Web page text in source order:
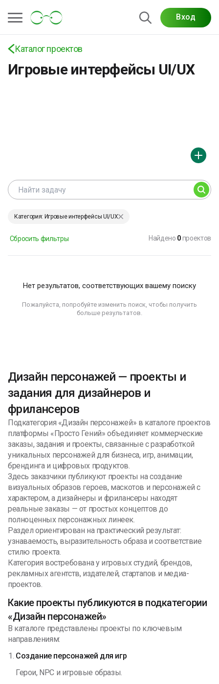
Вход
Каталог проектов
Игровые интерфейсы UI/UX
Проекты по дизайну персонажей: разработка
образов, характеров и визуальной стилистики
Категория: Игровые интерфейсы UI/UX
Сбросить фильтры Найдено 0проектов
Нет результатов, соответствующих вашему поиску
Пожалуйста, попробуйте изменить поиск, чтобы получить
больше результатов.
Дизайн персонажей — проекты и
задания для дизайнеров и
фрилансеров
Подкатегория «Дизайн персонажей» в каталоге проектов
платформы «Просто Гений» объединяет коммерческие
заказы, задания и проекты, связанные с разработкой
уникальных персонажей для бизнеса, игр, анимации,
брендинга и цифровых продуктов.
Здесь заказчики публикуют проекты на создание
визуальных образов героев, маскотов и персонажей с
характером, а дизайнеры и фрилансеры находят
реальные заказы — от простых концептов до
полноценных персонажных линеек.
Раздел ориентирован на практический результат:
узнаваемость, выразительность образа и соответствие
стилю проекта.
Категория востребована у игровых студий, брендов,
рекламных агентств, издателей, стартапов и медиа-
проектов.
Какие проекты публикуются в подкатегории
«Дизайн персонажей»
В каталоге представлены проекты по ключевым
направлениям:
Создание персонажей для игр
Герои, NPC и игровые образы.